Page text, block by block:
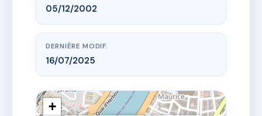
05/12/2002
DERNIÈRE MODIF.
16/07/2025
+